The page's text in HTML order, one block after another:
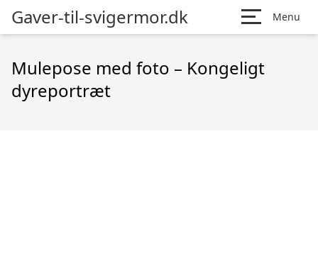
Gaver-til-svigermor.dk Menu
Mulepose med foto – Kongeligt
dyreportræt